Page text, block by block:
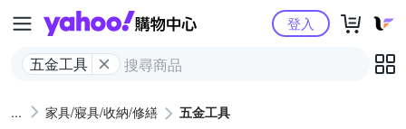
Yahoo購物中心
五金工具
登入
家具/寢具/收納/修繕 五金工具